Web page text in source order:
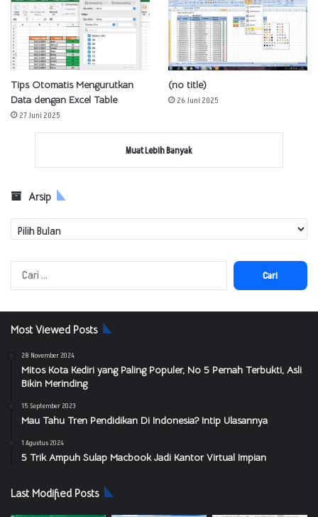
Tips Otomatis Mengurutkan
Data dengan Excel Table
27 Juni 2025
(no title)
26 Juni 2025
Muat Lebih Banyak
Arsip
Cari
untuk:
Most Viewed Posts
28 November 2024
Mitos Kota Kediri yang Paling Populer, No 5 Pernah Terbukti, Asli
Bikin Merinding
15 September 2023
Mau Tahu Tren Pendidikan Di Indonesia? Intip Ulasannya
1 Agustus 2024
5 Trik Ampuh Sulap Macbook Jadi Kantor Virtual Impian
Last Modified Posts